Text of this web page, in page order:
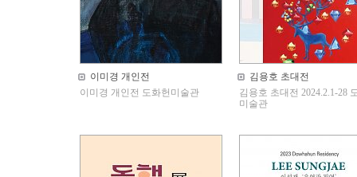
이미경 개인전
이미경 개인전 도화헌미술관
김용호 초대전
김용호 초대전 2024.2.1-28
미술관